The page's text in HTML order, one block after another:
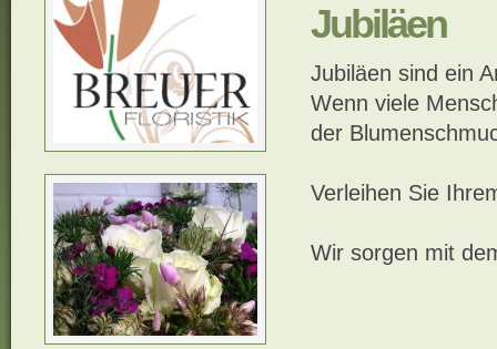
Jubiläen
Jubiläen sind ein
Wenn viele
der
Verleihen Sie
Wir sorgen mit